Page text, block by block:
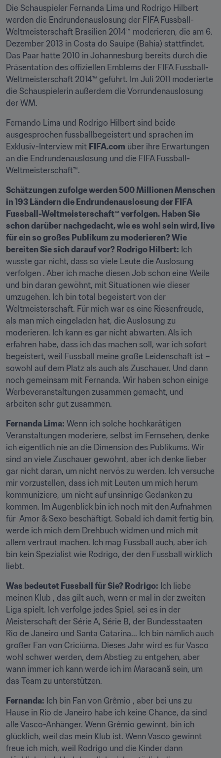
Die Schauspieler Fernanda Lima und Rodrigo Hilbert
werden die Endrundenauslosung der FIFA Fussball-
Weltmeisterschaft Brasilien 2014™ moderieren, die am 6.
Dezember 2013 in Costa do Sauípe (Bahia) stattfindet.
Das Paar hatte 2010 in Johannesburg bereits durch die
Präsentation des offiziellen Emblems der FIFA Fussball-
Weltmeisterschaft 2014™ geführt. Im Juli 2011 moderierte
die Schauspielerin außerdem die Vorrundenauslosung
der WM.
Fernando Lima und Rodrigo Hilbert sind beide
ausgesprochen fussballbegeistert und sprachen im
Exklusiv-Interview mit FIFA.com über ihre Erwartungen
an die Endrundenauslosung und die FIFA Fussball-
Weltmeisterschaft™.
Schätzungen zufolge werden 500 Millionen Menschen
in 193 Ländern die Endrundenauslosung der FIFA
Fussball-Weltmeisterschaft™ verfolgen. Haben Sie
schon darüber nachgedacht, wie es wohl sein wird, live
für ein so großes Publikum zu moderieren? Wie
bereiten Sie sich darauf vor? Rodrigo Hilbert: Ich
wusste gar nicht, dass so viele Leute die Auslosung
verfolgen . Aber ich mache diesen Job schon eine Weile
und bin daran gewöhnt, mit Situationen wie dieser
umzugehen. Ich bin total begeistert von der
Weltmeisterschaft. Für mich war es eine Riesenfreude,
als man mich eingeladen hat, die Auslosung zu
moderieren. Ich kann es gar nicht abwarten. Als ich
erfahren habe, dass ich das machen soll, war ich sofort
begeistert, weil Fussball meine große Leidenschaft ist –
sowohl auf dem Platz als auch als Zuschauer. Und dann
noch gemeinsam mit Fernanda. Wir haben schon einige
Werbeveranstaltungen zusammen gemacht, und
arbeiten sehr gut zusammen.
Fernanda Lima: Wenn ich solche hochkarätigen
Veranstaltungen moderiere, selbst im Fernsehen, denke
ich eigentlich nie an die Dimension des Publikums. Wir
sind an viele Zuschauer gewöhnt, aber ich denke lieber
gar nicht daran, um nicht nervös zu werden. Ich versuche
mir vorzustellen, dass ich mit Leuten um mich herum
kommuniziere, um nicht auf unsinnige Gedanken zu
kommen. Im Augenblick bin ich noch mit den Aufnahmen
für  Amor & Sexo beschäftigt. Sobald ich damit fertig bin,
werde ich mich dem Drehbuch widmen und mich mit
allem vertraut machen. Ich mag Fussball auch, aber ich
bin kein Spezialist wie Rodrigo, der den Fussball wirklich
liebt.
Was bedeutet Fussball für Sie? Rodrigo: Ich liebe
meinen Klub , das gilt auch, wenn er mal in der zweiten
Liga spielt. Ich verfolge jedes Spiel, sei es in der
Meisterschaft der Série A, Série B, der Bundesstaaten
Rio de Janeiro und Santa Catarina... Ich bin nämlich auch
großer Fan von Criciúma. Dieses Jahr wird es für Vasco
wohl schwer werden, dem Abstieg zu entgehen, aber
wann immer ich kann werde ich im Maracanã sein, um
das Team zu unterstützen.
Fernanda: Ich bin Fan von Grêmio , aber bei uns zu
Hause in Rio de Janeiro habe ich keine Chance, da sind
alle Vasco-Anhänger. Wenn Grêmio gewinnt, bin ich
glücklich, weil das mein Klub ist. Wenn Vasco gewinnt
freue ich mich, weil Rodrigo und die Kinder dann